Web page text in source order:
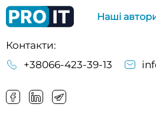
Контакти:
+38066-423-39-13
Наші